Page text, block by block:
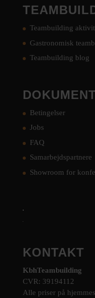
Teambuilding
Gastronomisk
Teambuilding blog
Betingelser
Jobs
FAQ
Samarbejdspartnere
Showroom for
KONTAKT
KbhTeambuilding
CVR: 39194112
Alle priser på